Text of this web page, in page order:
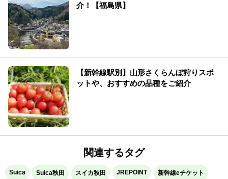
介！【福島県】
【新幹線駅別】山形さくらんぼ狩りスポ
ットや、おすすめの品種をご紹介
関連するタグ
Suica Suica秋田 スイカ秋田 JREPOINT 新幹線eチケット